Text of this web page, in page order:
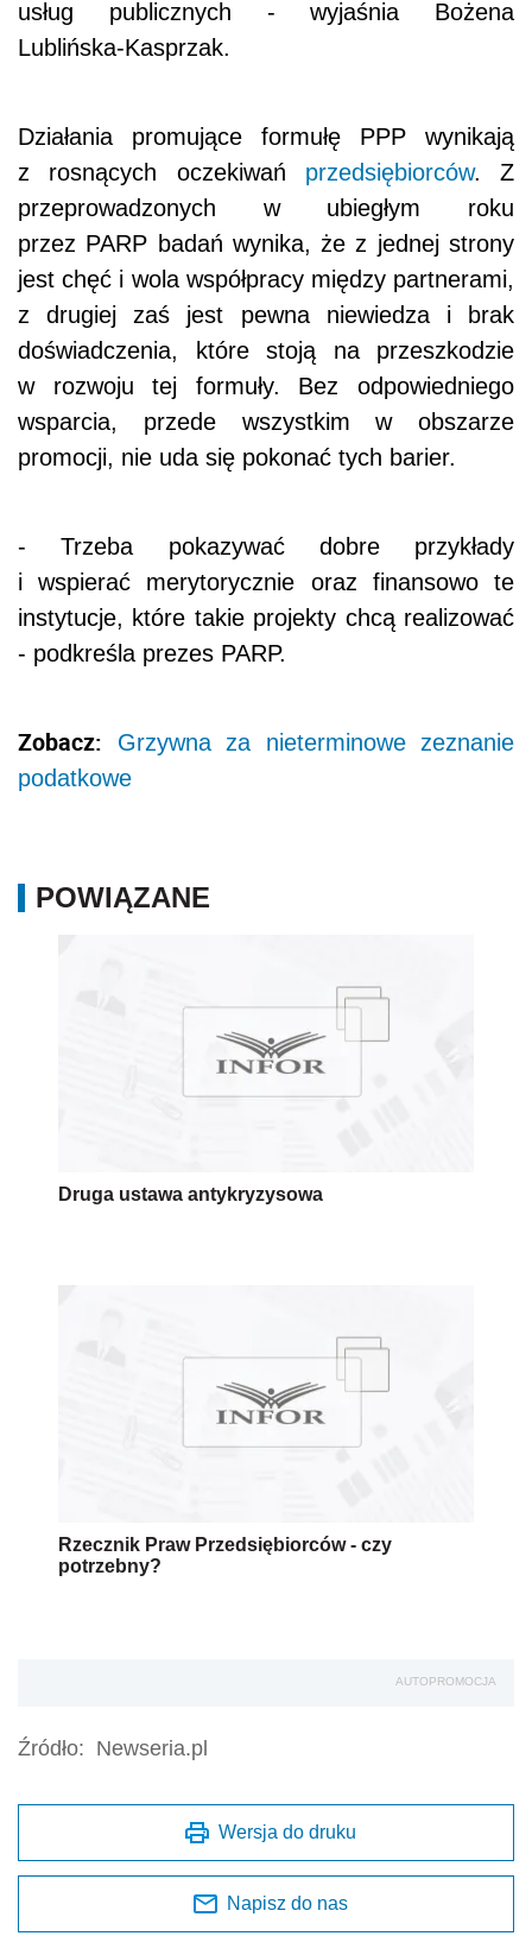
usług publicznych - wyjaśnia Bożena
Lublińska-Kasprzak.
Działania promujące formułę PPP wynikają
z rosnących oczekiwań przedsiębiorców. Z
przeprowadzonych w ubiegłym roku
przez PARP badań wynika, że z jednej strony
jest chęć i wola współpracy między partnerami,
z drugiej zaś jest pewna niewiedza i brak
doświadczenia, które stoją na przeszkodzie
w rozwoju tej formuły. Bez odpowiedniego
wsparcia, przede wszystkim w obszarze
promocji, nie uda się pokonać tych barier.
- Trzeba pokazywać dobre przykłady
i wspierać merytorycznie oraz finansowo te
instytucje, które takie projekty chcą realizować
- podkreśla prezes PARP.
Zobacz:
Grzywna za nieterminowe zeznanie
podatkowe
POWIĄZANE
Druga ustawa antykryzysowa
Rzecznik Praw Przedsiębiorców - czy
potrzebny?
AUTOPROMOCJA
Źródło: Newseria.pl
Wersja do druku
Napisz do nas